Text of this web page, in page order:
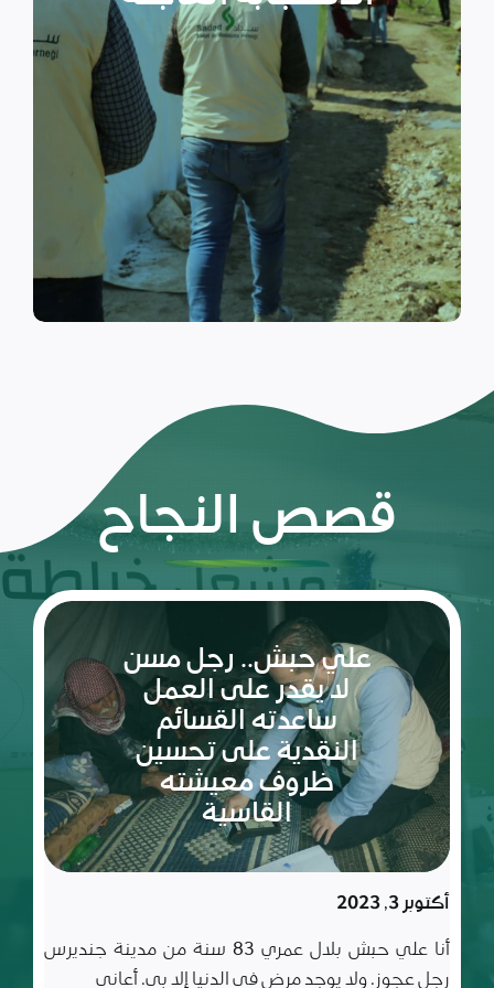
النزوح.
اقرأ المزيد
قصص النجاح
ريم:
شعلة
والإصرار
في عالم
مليء
بالتحديات
سبتمبر 10, 2023
ريم طفلة لم تكمل ربيعاها التاسع بعد، شعلة متوقدة
في العلم والأدب والأخلاق، تعيش مع أسرة تتألف من أب
وأم